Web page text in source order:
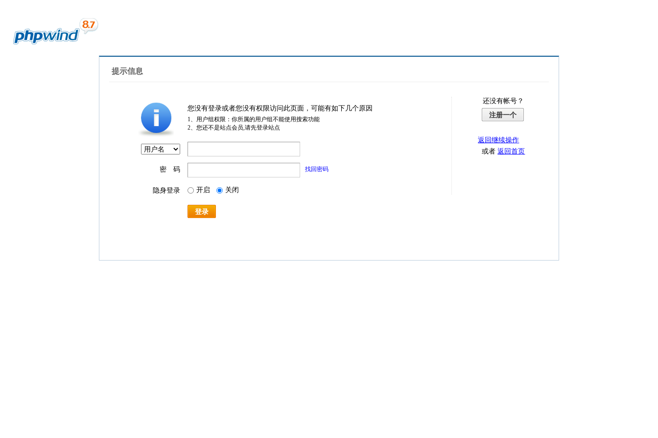
提示信息
您没有登录或者您没有权限访问此页面，可能有如下几个原因
1、用户组权限：你所属的用户组不能使用搜索功能
2、您还不是站点会员,请先登录站点
密 码 找回密码
隐身登录 开启 关闭
登录
还没有帐号？
注册一个
返回继续操作
或者返回首页